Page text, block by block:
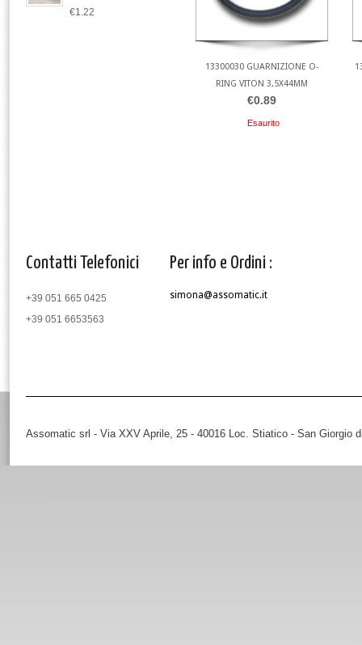
13300030 GUARNIZIONE O-
RING VITON 3,5X44MM
€0.89
Esaurito
€1.22
Contatti Telefonici
+39 051 665 0425
+39 051 6653563
Per info e Ordini :
simona@assomatic.it
Assomatic srl - Via XXV Aprile, 25 - 40016 Loc. Stiatico - San Giorgio